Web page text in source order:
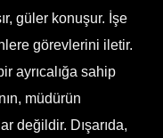
güler konuşur. İşe
görevlerini iletir.
ayrıcalığa sahip
müdürün
değildir. Dışarıda,